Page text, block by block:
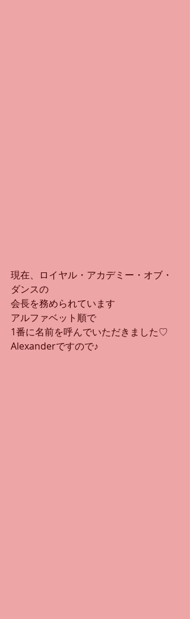
現在、ロイヤル・アカデミー・オブ・
ダンスの
会長を務められています
アルファベット順で
1番に名前を呼んでいただきました♡
Alexanderですので♪